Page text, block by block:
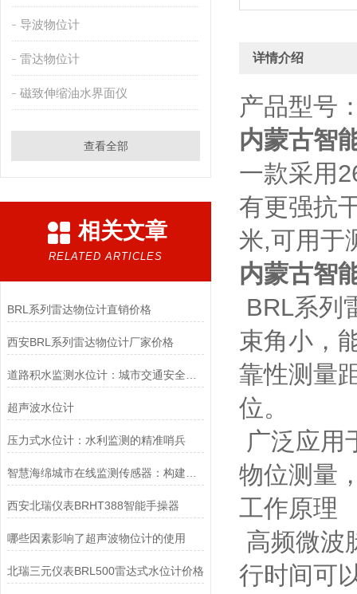
导波物位计
雷达物位计
磁致伸缩油水界面仪
查看全部
相关文章
RELATED ARTICLES
BRL系列雷达物位计直销价格
西安BRL系列雷达物位计厂家价格
超声波水位计
压力式水位计：水利监测的精准哨兵
西安北瑞仪表BRHT388智能手操器
哪些因素影响了超声波物位计的使用
北瑞三元仪表BRL500雷达式水位计价格
详情介绍
产品型号
内蒙古智
一款采用
有更强抗
米,可用于
内蒙古智
BRL系列
束角小，
靠性测量
位。
广泛应用
物位测量
工作原理
高频微波
行时间可